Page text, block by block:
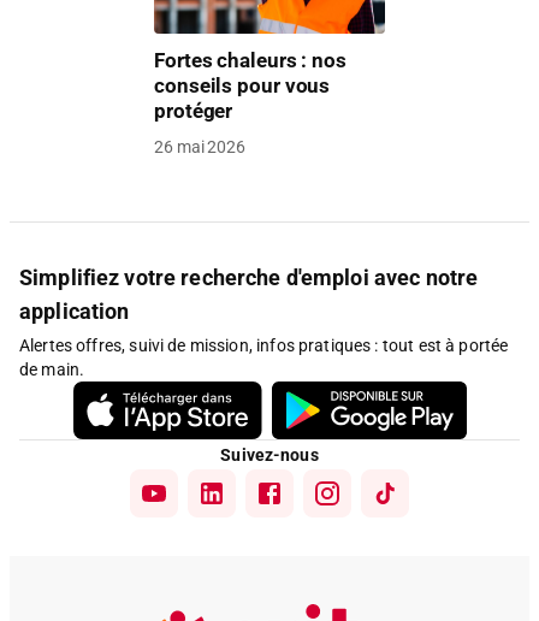
Fortes chaleurs : nos
conseils pour vous
protéger
26 mai 2026